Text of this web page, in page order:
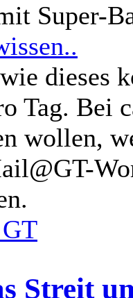
Super-
dieses
Tag. Bei
wollen,
Streit